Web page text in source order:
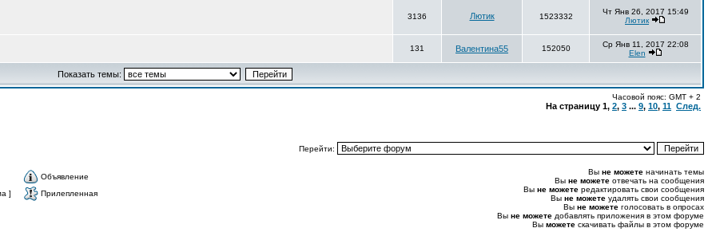
3136 Лютик 1523332
Чт Янв 26, 2017 15:49
Лютик
131 Валентина55 152050
Ср Янв 11, 2017 22:08
Elen
Показать темы:
Часовой пояс: GMT + 2
На страницу 1, 2, 3 ... 9, 10, 11 След.
Перейти:
Объявление
]
Прилепленная
Вы не можете начинать темы
Вы не можете отвечать на сообщения
Вы не можете редактировать свои сообщения
Вы не можете удалять свои сообщения
Вы не можете голосовать в опросах
Вы не можете добавлять приложения в этом форуме
Вы можете скачивать файлы в этом форуме